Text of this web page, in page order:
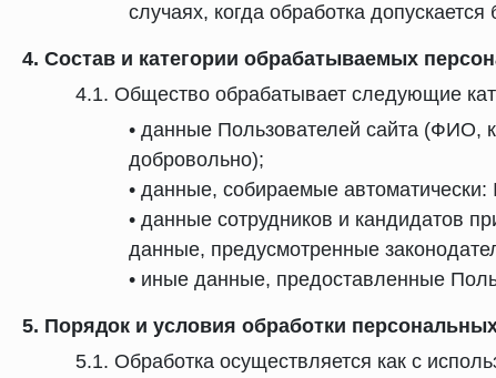
случаях, когда обработка допускается
4. Состав и категории обрабатываемых
4.1. Общество обрабатывает следующие
• данные Пользователей сайта (ФИО,
добровольно);
• данные, собираемые
• данные сотрудников и кандидатов
данные, предусмотренные
• иные данные, предоставленные
5. Порядок и условия обработки
5.1. Обработка осуществляется как с